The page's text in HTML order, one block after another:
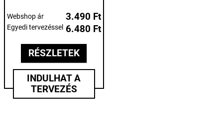
Webshop ár 3.490 Ft
Egyedi tervezéssel 6.480 Ft
RÉSZLETEK
INDULHAT A
TERVEZÉS